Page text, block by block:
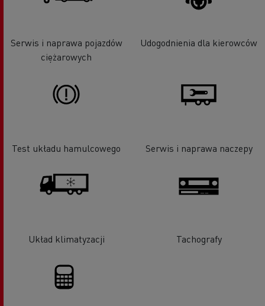
Serwis i naprawa pojazdów
ciężarowych
Udogodnienia dla kierowców
Test układu hamulcowego Serwis i naprawa naczepy
Układ klimatyzacji Tachografy